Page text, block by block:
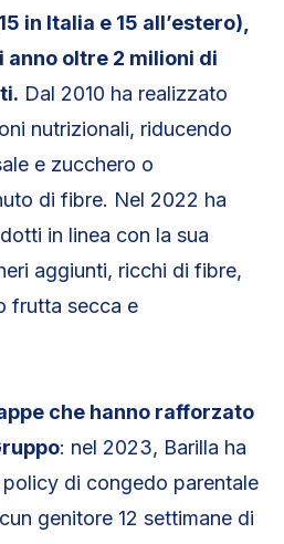
in Italia e 15 all’estero),
oltre 2 milioni di
Dal 2010 ha realizzato
nutrizionali, riducendo
e zucchero o
di fibre. Nel 2022 ha
in linea con la sua
aggiunti, ricchi di fibre,
frutta secca e
che hanno rafforzato
: nel 2023, Barilla ha
di congedo parentale
genitore 12 settimane di